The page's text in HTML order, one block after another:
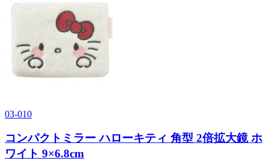
03-010
コンパクトミラー ハローキティ 角型 2倍拡大鏡 ホ
ワイト 9×6.8cm